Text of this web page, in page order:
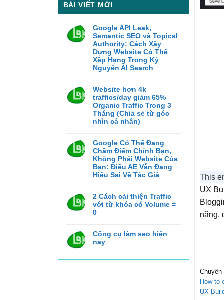
BÀI VIẾT MỚI
Google API Leak,
Semantic SEO và Topical
Authority: Cách Xây
Dựng Website Có Thể
Xếp Hạng Trong Kỷ
Nguyên AI Search
bình
luận
ở
Google
API
Leak,
Semantic
Authority:
Cách
Xây
Dựng
Website
Có
Thể
Kỷ
Nguyên
AI
Search
Website hơn 4k
traffics/day giảm 65%
Organic Traffic Trong 3
Tháng (Chia sẻ từ góc
nhìn cá nhân)
bình
luận
ở
Website
hơn
4k
traffics/day
Traffic
Trong
3
Tháng
góc
nhìn
cá
Google Có Thể Đang
Chấm Điểm Chính Bạn,
Không Phải Website Của
Bạn: Điều AE Vẫn Đang
Hiểu Sai Về Tác Giả
bình
luận
ở
Google
Có
Chấm
Chính
Phải
2 Cách cải thiện Traffic
với từ khóa có Volume =
0
bình
luận
ở
cải
Công cụ làm seo hiện
nay
This
UX
năng,
Chuyên
How to
UX